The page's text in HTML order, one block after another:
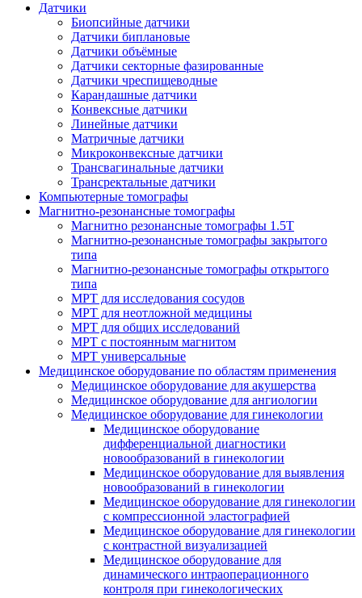
Датчики
Биопсийные датчики
Датчики биплановые
Датчики объёмные
Датчики секторные фазированные
Датчики чреспищеводные
Карандашные датчики
Конвексные датчики
Линейные датчики
Матричные датчики
Микроконвексные датчики
Трансвагинальные датчики
Трансректальные датчики
Компьютерные томографы
Магнитно-резонансные томографы
Магнитно резонансные томографы 1.5Т
Магнитно-резонансные томографы закрытого
типа
Магнитно-резонансные томографы открытого
типа
МРТ для исследования сосудов
МРТ для неотложной медицины
МРТ для общих исследований
МРТ с постоянным магнитом
МРТ универсальные
Медицинское оборудование по областям применения
Медицинское оборудование для акушерства
Медицинское оборудование для ангиологии
Медицинское оборудование для гинекологии
Медицинское оборудование
дифференциальной диагностики
новообразований в гинекологии
Медицинское оборудование для выявления
новообразований в гинекологии
Медицинское оборудование для гинекологии
с компрессионной эластографией
Медицинское оборудование для гинекологии
с контрастной визуализацией
Медицинское оборудование для
динамического интраоперационного
контроля при гинекологических